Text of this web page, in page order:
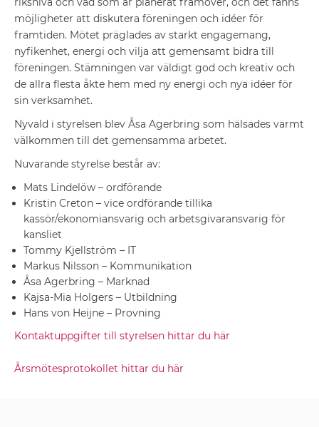
möjligheter att diskutera föreningen och idéer för
framtiden. Mötet präglades av starkt engagemang,
nyfikenhet, energi och vilja att gemensamt bidra till
föreningen. Stämningen var väldigt god och kreativ och
de allra flesta åkte hem med ny energi och nya idéer för
sin verksamhet.
Nyvald i styrelsen blev Åsa Agerbring som hälsades varmt
välkommen till det gemensamma arbetet.
Nuvarande styrelse består av:
Mats Lindelöw – ordförande
Kristin Creton – vice ordförande tillika
kassör/ekonomiansvarig och arbetsgivaransvarig för
kansliet
Tommy Kjellström – IT
Markus Nilsson – Kommunikation
Åsa Agerbring – Marknad
Kajsa-Mia Holgers – Utbildning
Hans von Heijne – Provning
Kontaktuppgifter till styrelsen hittar du här
Årsmötesprotokollet hittar du här